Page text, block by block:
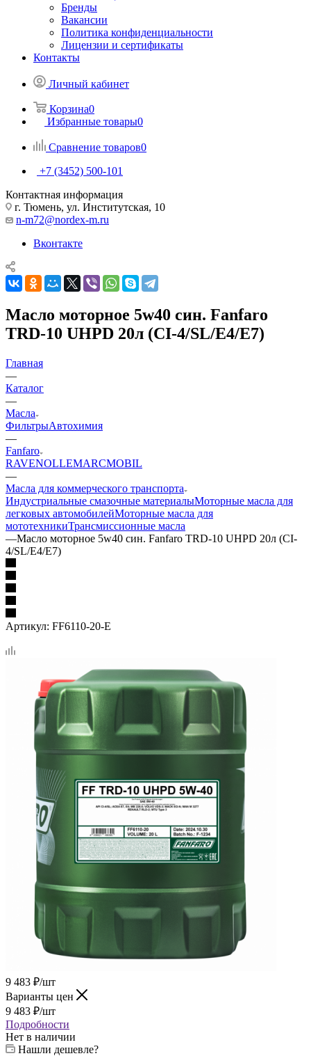
Бренды
Вакансии
Политика конфиденциальности
Лицензии и сертификаты
Контакты
Личный кабинет
Корзина0
Избранные товары0
Сравнение товаров0
+7 (3452) 500-101
Контактная информация
г. Тюмень, ул. Институтская, 10
n-m72@nordex-m.ru
Вконтакте
Масло моторное 5w40 син. Fanfaro
TRD-10 UHPD 20л (CI-4/SL/E4/E7)
Главная
—
Каталог
—
Масла
ФильтрыАвтохимия
—
Fanfaro
RAVENOLLEMARCMOBIL
—
Масла для коммерческого транспорта
Индустриальные смазочные материалыМоторные масла для
легковых автомобилейМоторные масла для
мототехникиТрансмиссионные масла
—Масло моторное 5w40 син. Fanfaro TRD-10 UHPD 20л (CI-
4/SL/E4/E7)
Артикул: FF6110-20-E
9 483 ₽/шт
Варианты цен
9 483 ₽/шт
Подробности
Нет в наличии
Нашли дешевле?